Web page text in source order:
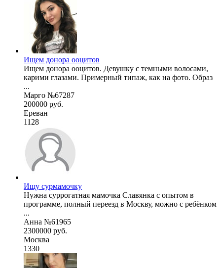
Ищем донора ооцитов
Ищем донора ооцитов. Девушку с темными волосами,
карими глазами. Примерный типаж, как на фото. Образ
...
Марго №67287
200000 руб.
Ереван
1128
Ищу сурмамочку
Нужна суррогатная мамочка Славянка с опытом в
программе, полный переезд в Москву, можно с ребёнком
...
Анна №61965
2300000 руб.
Москва
1330